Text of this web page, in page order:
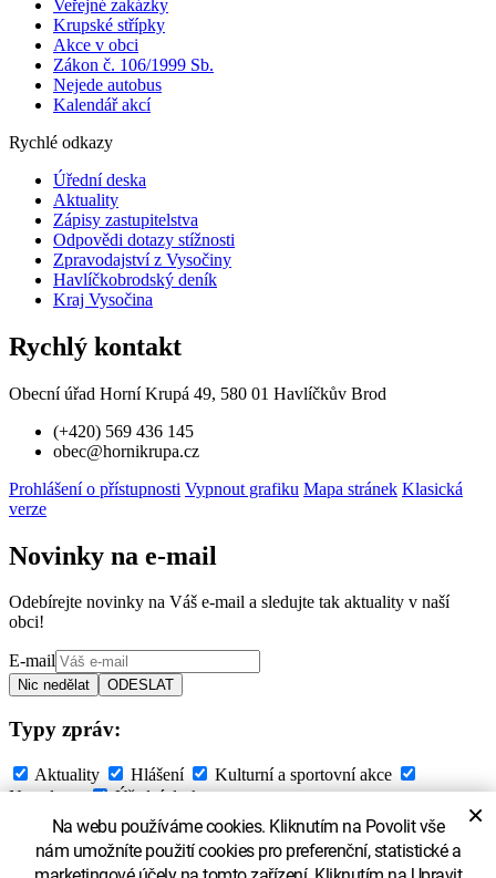
Na webu používáme cookies. Kliknutím na Povolit vše
nám umožníte použití cookies pro preferenční, statistické a
×
Veřejné zakázky
Krupské střípky
Akce v obci
Zákon č. 106/1999 Sb.
Nejede autobus
Kalendář akcí
Rychlé odkazy
Úřední deska
Aktuality
Zápisy zastupitelstva
Odpovědi dotazy stížnosti
Zpravodajství z Vysočiny
Havlíčkobrodský deník
Kraj Vysočina
Rychlý kontakt
Obecní úřad Horní Krupá 49, 580 01 Havlíčkův Brod
(+420) 569 436 145
obec@hornikrupa.cz
Prohlášení o přístupnosti Vypnout grafiku Mapa stránek Klasická
verze
Novinky na e-mail
Odebírejte novinky na Váš e-mail a sledujte tak aktuality v naší
obci!
E-mail
Typy zpráv:
Aktuality Hlášení
Kulturní a sportovní akce
Newsletter
Úřední deska
Souhlasím sezpracováním osobních údajů